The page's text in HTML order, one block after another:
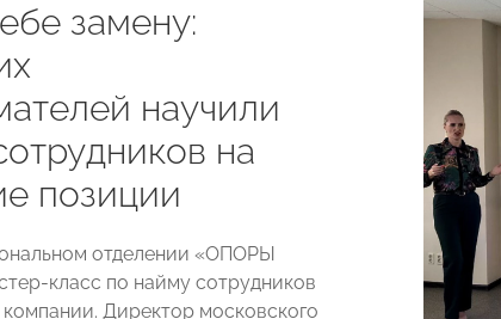
замену:
научили
на
позиции
отделении «ОПОРЫ
класс по найму сотрудников
Директор московского